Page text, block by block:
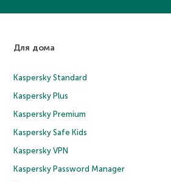
Для дома
Kaspersky Standard
Kaspersky Plus
Kaspersky Premium
Kaspersky Safe Kids
Kaspersky VPN
Kaspersky Password Manager